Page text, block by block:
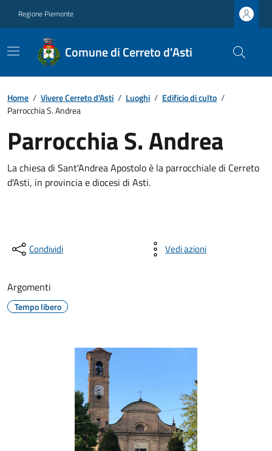
Regione Piemonte
Comune di Cerreto d'Asti
Home / Vivere Cerreto d'Asti / Luoghi / Edificio di culto /
Parrocchia S. Andrea
Parrocchia S. Andrea
La chiesa di Sant'Andrea Apostolo è la parrocchiale di Cerreto
d'Asti, in provincia e diocesi di Asti.
Condividi Vedi azioni
Argomenti
Tempo libero